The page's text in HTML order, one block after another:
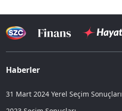
Haberler
31 Mart 2024 Yerel Seçim Sonuçları